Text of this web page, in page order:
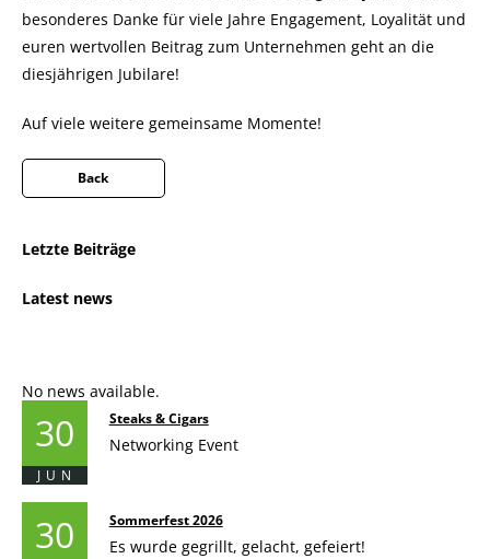
besonderes Danke für viele Jahre Engagement, Loyalität und
euren wertvollen Beitrag zum Unternehmen geht an die
diesjährigen Jubilare!
Auf viele weitere gemeinsame Momente!
Back
Letzte Beiträge
Latest news
No news available.
30
JUN
Steaks & Cigars
Networking Event
30 Sommerfest 2026
Es wurde gegrillt, gelacht, gefeiert!